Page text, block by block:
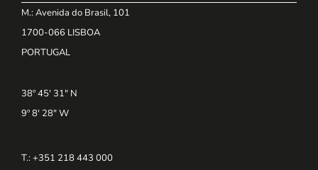
M.: Avenida do Brasil, 101
1700-066 LISBOA
PORTUGAL
38º 45' 31" N
9º 8' 28" W
T.: +351 218 443 000